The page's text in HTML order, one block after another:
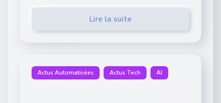
Lire la suite
Actus Automatisées Actus Tech AI